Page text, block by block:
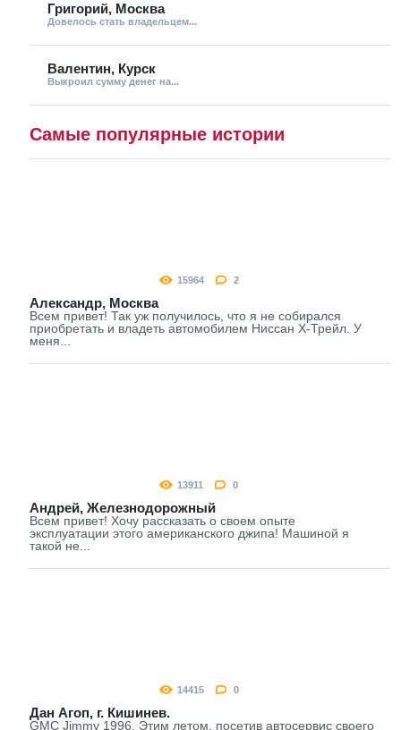
Григорий, Москва
Довелось стать владельцем...
Валентин, Курск
Выкроил сумму денег на...
Самые популярные истории
15964 2
Александр, Москва
Всем привет! Так уж получилось, что я не собирался
приобретать и владеть автомобилем Ниссан Х-Трейл. У
меня...
13911 0
Андрей, Железнодорожный
Всем привет! Хочу рассказать о своем опыте
эксплуатации этого американского джипа! Машиной я
такой не...
14415 0
Дан Агоп, г. Кишинев.
GMC Jimmy 1996. Этим летом, посетив автосервис своего